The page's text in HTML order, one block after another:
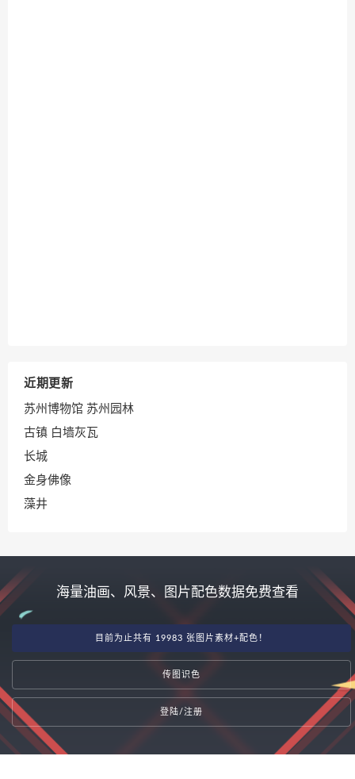
近期更新
苏州博物馆 苏州园林
古镇 白墙灰瓦
长城
金身佛像
藻井
海量油画、风景、图片配色数据免费查看
目前为止共有 19983 张图片素材+配色！
传图识色
登陆/注册